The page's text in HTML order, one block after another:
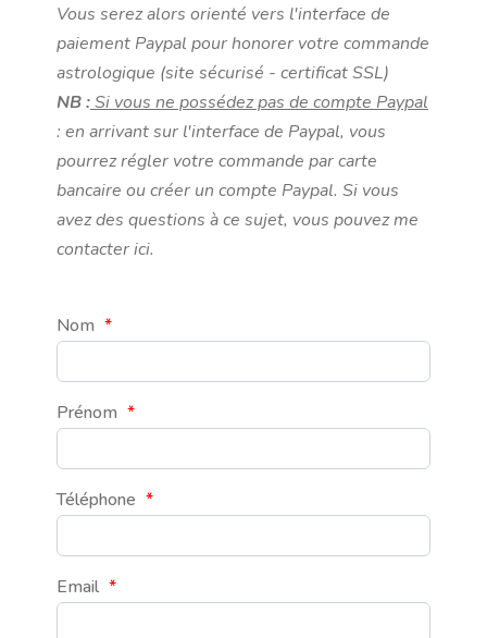
Vous serez alors orienté vers l'interface de
paiement Paypal pour honorer votre commande
astrologique (site sécurisé - certificat SSL)
NB :Si vous ne possédez pas de compte Paypal
: en arrivant sur l'interface de Paypal, vous
pourrez régler votre commande par carte
bancaire ou créer un compte Paypal. Si vous
avez des questions à ce sujet, vous pouvez me
contacter ici.
Nom *
Prénom *
Téléphone *
Email *